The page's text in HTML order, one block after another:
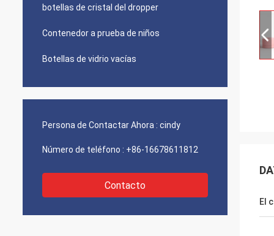
botellas de cristal del dropper
Contenedor a prueba de niños
Botellas de vidrio vacías
Persona de Contactar Ahora : cindy
Número de teléfono : +86-16678611812
Contacto
El